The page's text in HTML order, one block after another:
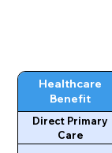
Healthcare
Benefit
Direct Primary
Care